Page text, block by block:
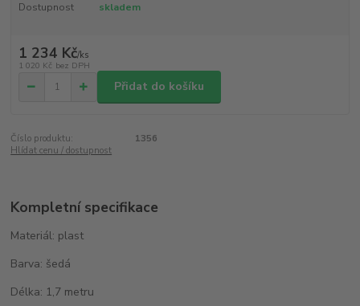
Dostupnost skladem
1 234 Kč/ks
1 020 Kč bez DPH
Přidat do košíku
Číslo produktu:
1356
Hlídat cenu / dostupnost
Kompletní specifikace
Materiál: plast
Barva: šedá
Délka: 1,7 metru